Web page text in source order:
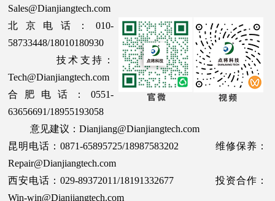
Sales@Dianjiangtech.com
北京电话：010-
58733448/18010180930
技术支持：
Tech@Dianjiangtech.com
合肥电话：0551-
63656691/18955193058
意见建议：Dianjiang@Dianjiangtech.com
昆明电话：0871-65895725/18987583202 维修保养：
Repair@Dianjiangtech.com
西安电话：029-89372011/18191332677 投资合作：
Win-win@Dianjiangtech.com